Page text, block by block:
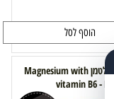
הוסף לסל
מגנזיום + אלטמן Magnesium with
vitamin B6 - B6